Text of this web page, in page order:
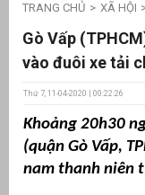
TRANG CHỦ XÃ HỘI
Gò Vấp
vào đuôi xe tải
Thứ 7, 11-04-2020 | 00:22:26
Khoảng 20h30
(quận Gò Vấp,
nam thanh niên